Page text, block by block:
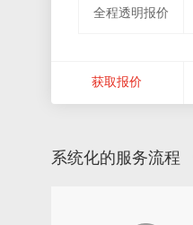
全程透明报价
获取报价
系统化的服务流程